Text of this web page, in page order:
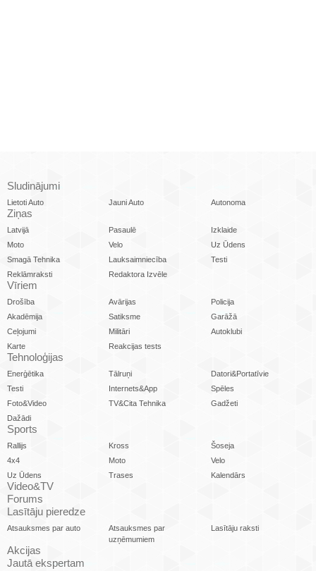
Sludinājumi
Lietoti Auto Jauni Auto Autonoma
Ziņas
Latvijā Pasaulē
Izklaide
Moto
Velo
Uz Ūdens
Smagā Tehnika
Lauksaimniecība
Testi
Reklāmraksti
Redaktora Izvēle
Vīriem
Drošība Avārijas
Policija
Akadēmija
Satiksme
Garāžā
Ceļojumi
Militāri
Autoklubi
Karte
Reakcijas tests
Tehnoloģijas
Enerģētika Tālruņi
Datori&Portatīvie
Testi
Internets&App
Spēles
Foto&Video
TV&Cita Tehnika
Gadžeti
Dažādi
Sports
Rallijs Kross
Šoseja
4x4
Moto
Velo
Uz Ūdens
Trases Kalendārs
Video&TV
Forums
Lasītāju pieredze
Atsauksmes par auto
Atsauksmes par
uzņēmumiem
Lasītāju raksti
Akcijas
Jautā ekspertam